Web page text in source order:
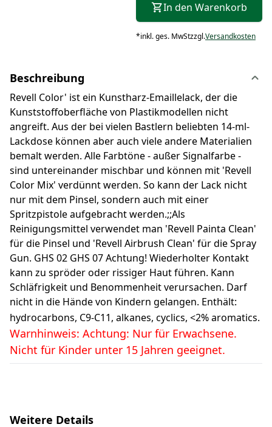
In den Warenkorb
*inkl. ges. MwStzzgl.Versandkosten
Beschreibung
Revell Color' ist ein Kunstharz-Emaillelack, der die
Kunststoffoberfläche von Plastikmodellen nicht
angreift. Aus der bei vielen Bastlern beliebten 14-ml-
Lackdose können aber auch viele andere Materialien
bemalt werden. Alle Farbtöne - außer Signalfarbe -
sind untereinander mischbar und können mit 'Revell
Color Mix' verdünnt werden. So kann der Lack nicht
nur mit dem Pinsel, sondern auch mit einer
Spritzpistole aufgebracht werden.;;Als
Reinigungsmittel verwendet man 'Revell Painta Clean'
für die Pinsel und 'Revell Airbrush Clean' für die Spray
Gun. GHS 02 GHS 07 Achtung! Wiederholter Kontakt
kann zu spröder oder rissiger Haut führen. Kann
Schläfrigkeit und Benommenheit verursachen. Darf
nicht in die Hände von Kindern gelangen. Enthält:
hydrocarbons, C9-C11, alkanes, cyclics, <2% aromatics.
Warnhinweis: Achtung: Nur für Erwachsene.
Nicht für Kinder unter 15 Jahren geeignet.
Weitere Details